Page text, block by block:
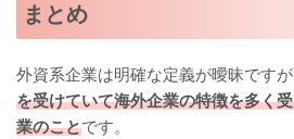
まとめ
外資系企業は明確な定義が曖昧です
を受けていて海外企業の特徴を多く
業のことです。